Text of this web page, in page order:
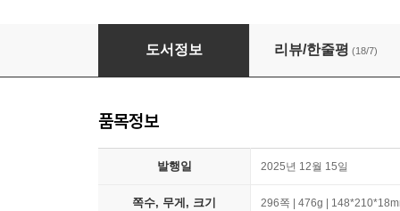
월급쟁이지만 부자처럼 관리합니다
도서정보 리뷰/한줄평 (18/7)
품목정보
발행일 2025년 12월 15일
쪽수, 무게, 크기 296쪽 | 476g |